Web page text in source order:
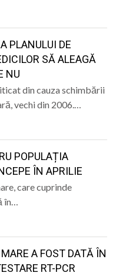
PLANULUI DE
SĂ ALEAGĂ
NU
din cauza schimbării
vechi din 2006.…
POPULAȚIA
ÎN APRILIE
care cuprinde
în…
A FOST DATĂ ÎN
RT-PCR